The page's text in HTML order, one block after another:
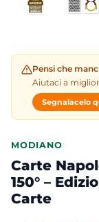
Pensi che
Aiutaci a
Segnalacelo
MODIANO
Carte
150° –
Carte